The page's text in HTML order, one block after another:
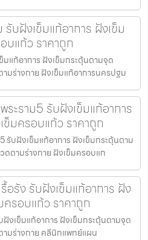
บฝังเข็มแก้อาการ ฝังเข็ม
บแก้ว ราคาถูก
แก้อาการ ฝังเข็มกระตุ้นตามจุด
ามร่างกาย ฝังเข็มแก้อาการนครปฐม
ระราม5 รับฝังเข็มแก้อาการ
ข็มครอบแก้ว ราคาถูก
รับฝังเข็มแก้อาการ ฝังเข็มกระตุ้นตาม
ดตามร่างกาย ฝังเข็มครอบแก
รัง รับฝังเข็มแก้อาการ ฝัง
ครอบแก้ว ราคาถูก
งเข็มแก้อาการ ฝังเข็มกระตุ้นตามจุด
ามร่างกาย คลีนิกแพทย์แผน